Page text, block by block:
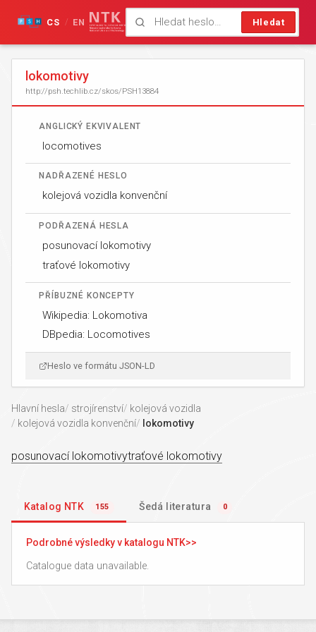
Hledat
CS / EN
lokomotivy
http://psh.techlib.cz/skos/PSH13884
ANGLICKÝ EKVIVALENT
locomotives
NADŘAZENÉ HESLO
kolejová vozidla konvenční
PODŘAZENÁ HESLA
posunovací lokomotivy
traťové lokomotivy
PŘÍBUZNÉ KONCEPTY
Wikipedia: Lokomotiva
DBpedia: Locomotives
Heslo ve formátu JSON-LD
Hlavní hesla strojírenství
kolejová vozidla
kolejová vozidla konvenční
lokomotivy
posunovací lokomotivytraťové lokomotivy
Katalog NTK 155 Šedá literatura 0
Podrobné výsledky v katalogu NTK
Catalogue data unavailable.